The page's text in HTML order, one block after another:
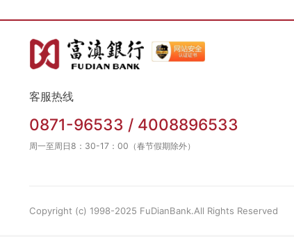
客服热线
0871-96533 / 4008896533
周一至周日8：30-17：00（春节假期除外）
Copyright (c) 1998-2025 FuDianBank.All Rights Reserved